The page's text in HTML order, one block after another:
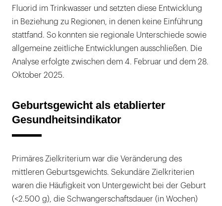
Fluorid im Trinkwasser und ­setzten ­diese Entwicklung
in Beziehung zu Regionen, in ­denen keine Einführung
stattfand. So konnten sie regionale­ Unterschiede sowie
allgemeine zeitliche Entwicklungen ­ausschließen. Die
Analyse erfolgte zwischen dem 4. Februar und dem 28.
Oktober 2025.
Geburtsgewicht als etablierter
Gesundheitsindikator
Primäres Zielkriterium war die Veränderung des
mittleren Geburtsgewichts. Sekundäre Zielkriterien
waren die Häufigkeit von Untergewicht bei der Geburt
(<2.500 g), die Schwangerschaftsdauer (in Wochen)